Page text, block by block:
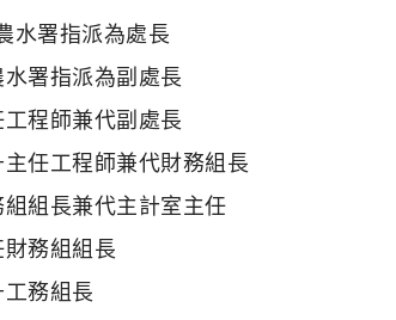
水署指派為處長
署指派為副處長
程師兼代副處長
工程師兼代財務組長
長兼代主計室主任
務組組長
務組長